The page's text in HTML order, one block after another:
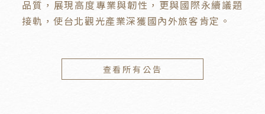
品質，展現高度專業與韌性，更與國際永續議題
接軌，使台北觀光產業深獲國內外旅客肯定。
查看所有公告